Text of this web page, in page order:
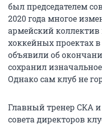
был председателем
2020 года многое
армейский коллектив
хоккейных проектах в
объявили об
сохранил
Однако сам клуб не
Главный тренер СКА и
совета директоров